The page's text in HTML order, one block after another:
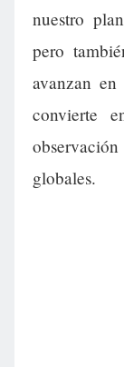
nuestro
pero
avanzan
convierte
globales.